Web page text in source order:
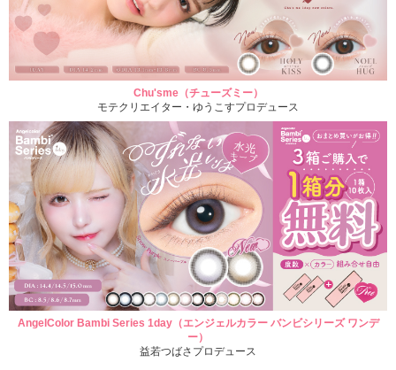
Chu'sme（チューズミー）
モテクリエイター・ゆうこすプロデュース
AngelColor Bambi Series 1day（エンジェルカラー バンビシリーズ ワンデ
ー）
益若つばさプロデュース